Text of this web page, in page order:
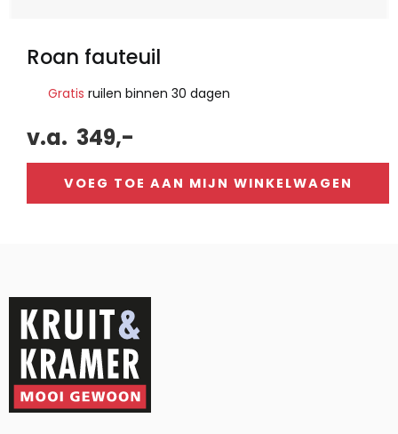
Roan fauteuil
Gratis ruilen binnen 30 dagen
v.a. 349,-
VOEG TOE AAN MIJN WINKELWAGEN